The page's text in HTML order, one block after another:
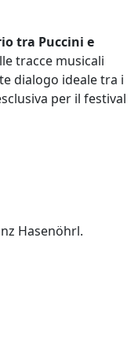
tra Puccini e
tracce musicali
dialogo ideale tra i
per il festival
Hasenöhrl.